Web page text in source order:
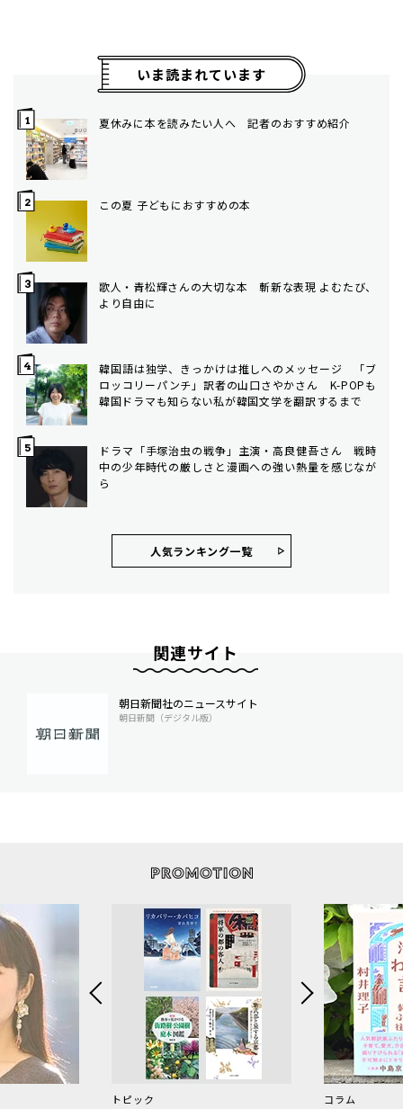
いま読まれています
夏休みに本を読みたい人へ 記者のおすすめ紹介
この夏 子どもにおすすめの本
歌人・青松輝さんの大切な本 斬新な表現 よむたび、
より自由に
韓国語は独学、きっかけは推しへのメッセージ 「ブ
ロッコリーパンチ」訳者の山口さやかさん K-POPも
韓国ドラマも知らない私が韓国文学を翻訳するまで
ドラマ「手塚治虫の戦争」主演・高良健吾さん 戦時
中の少年時代の厳しさと漫画への強い熱量を感じなが
ら
人気ランキング⼀覧
関連サイト
朝日新聞社のニュースサイト
朝日新聞（デジタル版）
トピック コラム